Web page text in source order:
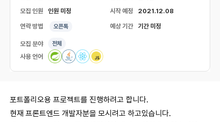
모집 인원 인원 미정 시작 예정 2021.12.08
연락 방법 오픈톡 예상 기간 기간 미정
모집 분야 전체
사용 언어
포트폴리오용 프로젝트를 진행하려고 합니다.
현재 프론트엔드 개발자분을 모시려고 하고있습니다.